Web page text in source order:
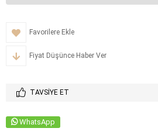
Favorilere Ekle
Fiyat Düşünce Haber Ver
TAVSIYE ET
WhatsApp